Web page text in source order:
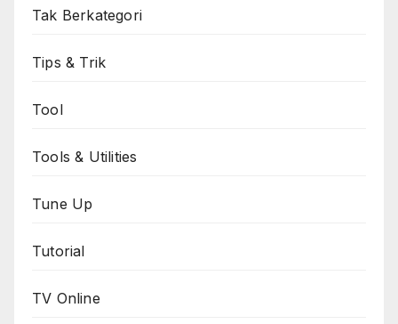
Tak Berkategori
Tips & Trik
Tool
Tools & Utilities
Tune Up
Tutorial
TV Online